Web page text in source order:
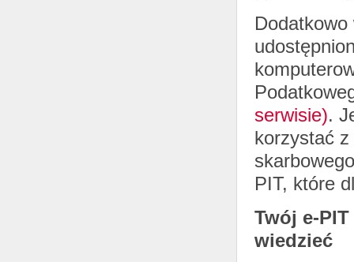
Dodatkowo
serwisie).
korzystać z
PIT, które
Twój e-
wiedzieć